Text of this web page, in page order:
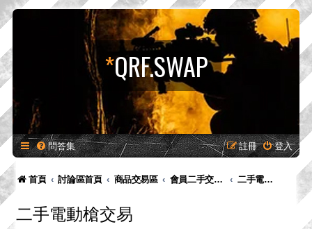
*QRF.SWAP
問答集 登入
註冊
首頁 討論區首頁 商品交易區 會員二手交易區 二手電動槍交易
二手電動槍交易